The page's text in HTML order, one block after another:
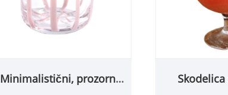
Minimalistični, prozorni